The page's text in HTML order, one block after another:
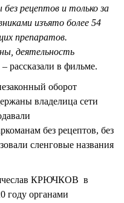
рецептов и только за
изъято более 54
препаратов.
деятельность
– рассказали в фильме.
оборот
владелица сети
без рецептов, без
сленговые названия
КРЮЧКОВ в
году органами